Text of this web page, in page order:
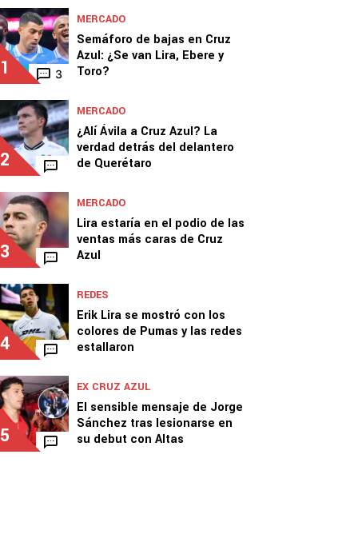
1 3
MERCADO
Semáforo de bajas en Cruz
Azul: ¿Se van Lira, Ebere y
Toro?
2
MERCADO
¿Alí Ávila a Cruz Azul? La
verdad detrás del delantero
de Querétaro
3
MERCADO
Lira estaría en el podio de las
ventas más caras de Cruz
Azul
4
REDES
Erik Lira se mostró con los
colores de Pumas y las redes
estallaron
5
EX CRUZ AZUL
El sensible mensaje de Jorge
Sánchez tras lesionarse en
su debut con Altas